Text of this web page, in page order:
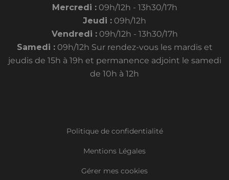
Mercredi :09h/12h - 13h30/17h
Jeudi : 09h/12h
Vendredi :09h/12h - 13h30/17h
Samedi :09h/12h Sur rendez-vous les mardis et
jeudis de 15h à 19h et permanence adjoint le samedi
de 10h à 12h
Politique de confidentialité
Mentions Légales
Gérer mes cookies